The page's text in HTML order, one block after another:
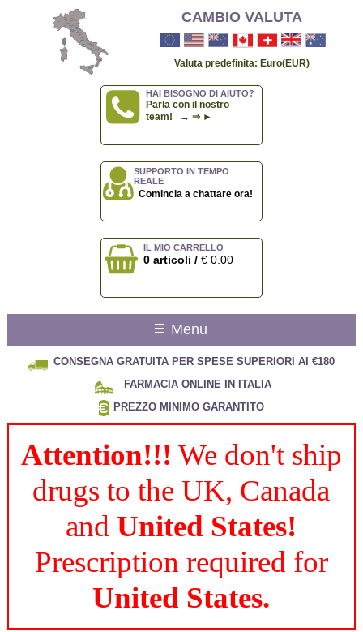
CAMBIO VALUTA
Valuta predefinita: Euro(EUR)
HAI BISOGNO DI AIUTO?
Parla con il nostro
team! → ⇒ ►
SUPPORTO IN TEMPO
REALE
Comincia a chattare ora!
IL MIO CARRELLO
0 articoli /€ 0.00
Menu
CONSEGNA GRATUITA PER SPESE SUPERIORI AI €180
FARMACIA ONLINE IN ITALIA
PREZZO MINIMO GARANTITO
Attention!!! We don't ship
drugs to the UK, Canada
and United States!
Prescription required for
United States.